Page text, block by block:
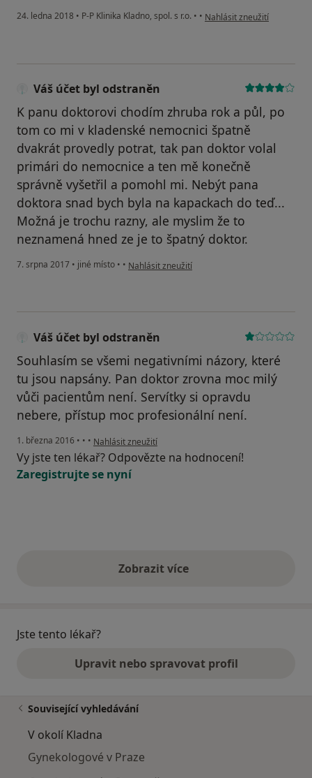
24. ledna 2018 • P-P Klinika Kladno, spol. s r.o. • • podle názoru uživatele
Nahlásit zneužití
Váš účet byl odstraněn
K panu doktorovi chodím zhruba rok a půl, po
tom co mi v kladenské nemocnici špatně
dvakrát provedly potrat, tak pan doktor volal
primári do nemocnice a ten mě konečně
správně vyšetřil a pomohl mi. Nebýt pana
doktora snad bych byla na kapackach do teď...
Možná je trochu razny, ale myslim že to
neznamená hned ze je to špatný doktor.
7. srpna 2017 • jiné místo • • podle názoru uživatele Váš účet byl odstraněn
Nahlásit zneužití
Váš účet byl odstraněn
Souhlasím se všemi negativními názory, které
tu jsou napsány. Pan doktor zrovna moc milý
vůči pacientům není. Servítky si opravdu
nebere, přístup moc profesionální není.
1. března 2016 • • • podle názoru uživatele Váš účet byl odstraněn
Nahlásit zneužití
Vy jste ten lékař? Odpovězte na hodnocení!
Zaregistrujte se nyní
Zobrazit vícevýše uvedené názory
Jste tento lékař?
Upravit nebo spravovat profil
Související vyhledávání
V okolí Kladna
Gynekologové v Praze